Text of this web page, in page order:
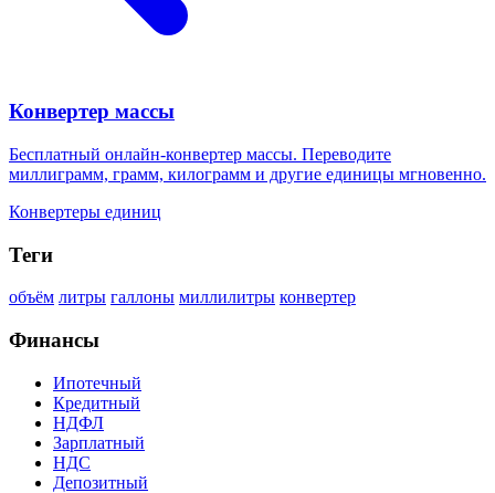
Конвертер массы
Бесплатный онлайн-конвертер массы. Переводите
миллиграмм, грамм, килограмм и другие единицы мгновенно.
Конвертеры единиц
Теги
объём литры галлоны миллилитры конвертер
Финансы
Ипотечный
Кредитный
НДФЛ
Зарплатный
НДС
Депозитный